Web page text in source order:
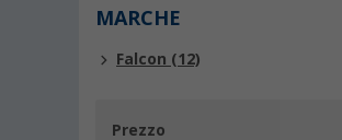
MARCHE
Falcon (12)
Prezzo